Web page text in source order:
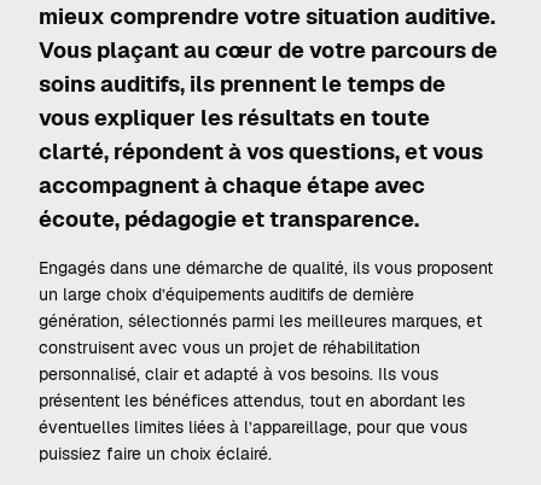
mieux comprendre votre situation auditive.
Vous plaçant au cœur de votre parcours de
soins auditifs, ils prennent le temps de
vous expliquer les résultats en toute
clarté, répondent à vos questions, et vous
accompagnent à chaque étape avec
écoute, pédagogie et transparence.
Engagés dans une démarche de qualité, ils vous proposent
un large choix d’équipements auditifs de dernière
génération, sélectionnés parmi les meilleures marques, et
construisent avec vous un projet de réhabilitation
personnalisé, clair et adapté à vos besoins. Ils vous
présentent les bénéfices attendus, tout en abordant les
éventuelles limites liées à l’appareillage, pour que vous
puissiez faire un choix éclairé.